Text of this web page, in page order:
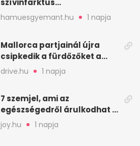
szívinfarktus
megelőzésében, de nem
mindenkinek
hamuesgyemant.hu 1 napja
Mallorca partjainál újra
csipkedik a fürdőzőket a
halak a sekély vízben
drive.hu 1 napja
7 szemjel, ami az
egészségedről árulkodhat –
erre figyelj oda
joy.hu 1 napja